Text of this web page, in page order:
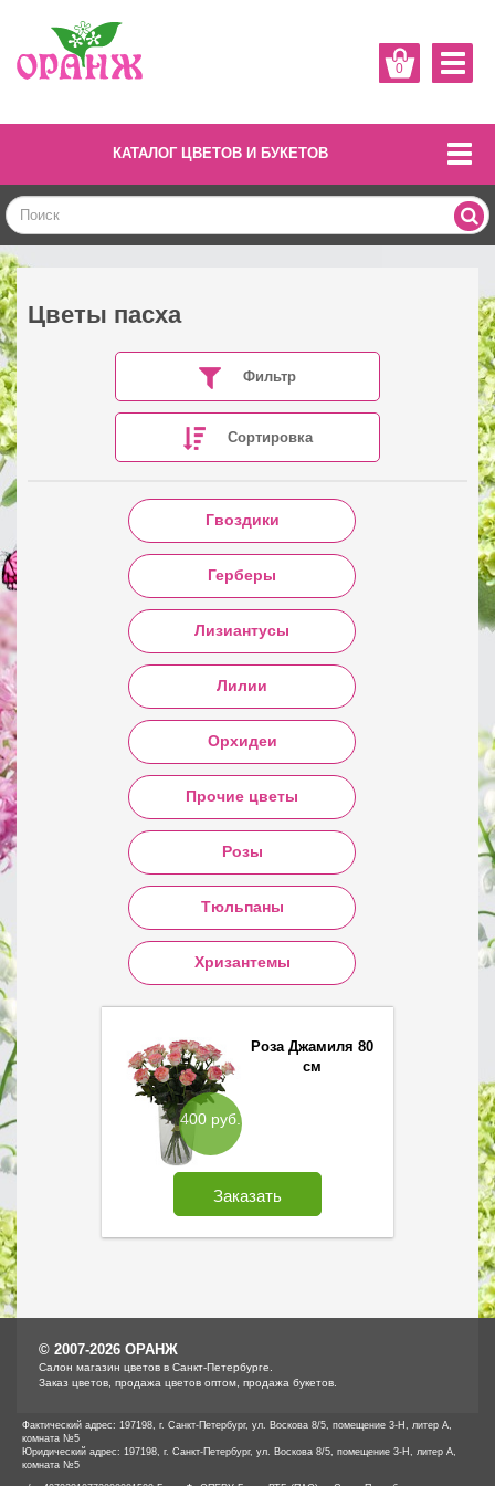
0
КАТАЛОГ ЦВЕТОВ И БУКЕТОВ
Цветы пасха
Фильтр
Сортировка
Гвоздики
Герберы
Лизиантусы
Лилии
Орхидеи
Прочие цветы
Розы
Тюльпаны
Хризантемы
400 руб.
Роза Джамиля 80
см
Заказать
© 2007-2026 ОРАНЖ
Cалон магазин цветов в Санкт-Петербурге.
Заказ цветов, продажа цветов оптом, продажа букетов.
Фактический адрес: 197198, г. Санкт-Петербург, ул. Воскова 8/5, помещение 3-Н, литер А,
комната №5
Юридический адрес: 197198, г. Санкт-Петербург, ул. Воскова 8/5, помещение 3-Н, литер А,
комната №5